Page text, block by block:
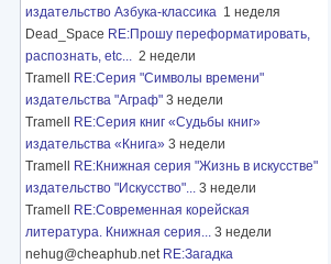
издательство Азбука-классика 1 неделя
Dead_Space RE:Прошу переформатировать,
распознать, etc... 2 недели
Tramell
RE:Серия "Символы времени"
издательства "Аграф" 3 недели
Tramell
RE:Серия книг «Судьбы книг»
издательства «Книга» 3 недели
Tramell
RE:Книжная серия "Жизнь в искусстве"
издательство "Искусство"... 3 недели
Tramell
RE:Современная корейская
литература. Книжная серия... 3 недели
nehug@cheaphub.net RE:Загадка